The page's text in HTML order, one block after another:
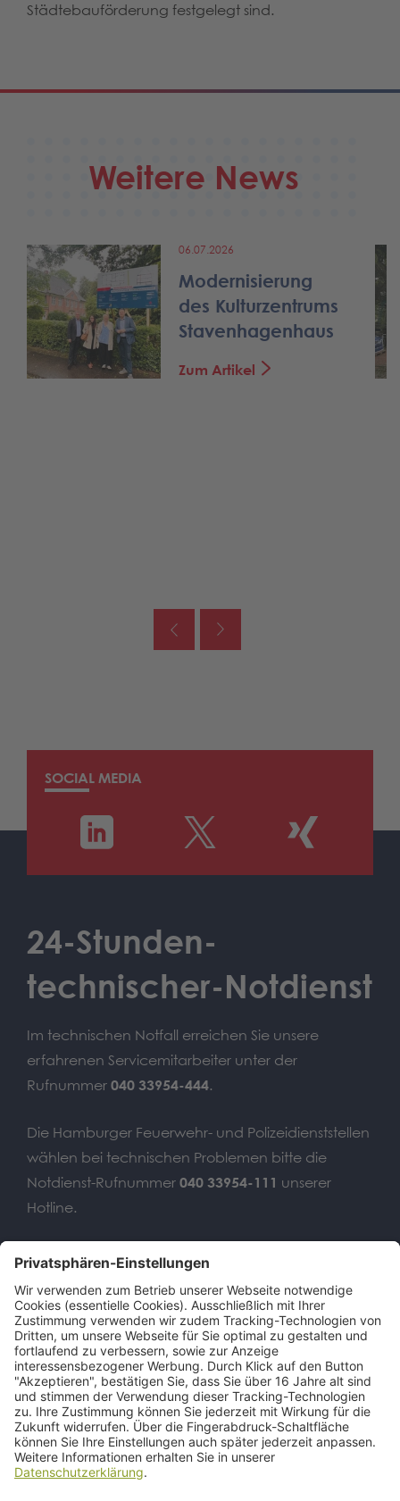
Städtebauförderung festgelegt sind.
Weitere News
06.07.2026
Modernisierung
des Kulturzentrums
Stavenhagenhaus
Zum Artikel
SOCIAL MEDIA
24-Stunden-
technischer-Notdienst
Im technischen Notfall erreichen Sie unsere
erfahrenen Servicemitarbeiter unter der
Rufnummer 040 33954-444.
Die Hamburger Feuerwehr- und Polizeidienststellen
wählen bei technischen Problemen bitte die
Notdienst-Rufnummer 040 33954-111 unserer
Hotline.
Wir benötigen Ihre
Zustimmung, um den Google
Maps-Service zu laden!
Wir verwenden einen Service eines
Drittanbieters, um Karteninhalte
einzubetten. Dieser Service kann Daten
zu Ihren Aktivitäten sammeln. Bitte lesen
Sie die Details durch und stimmen Sie
der Nutzung des Service zu, um diese